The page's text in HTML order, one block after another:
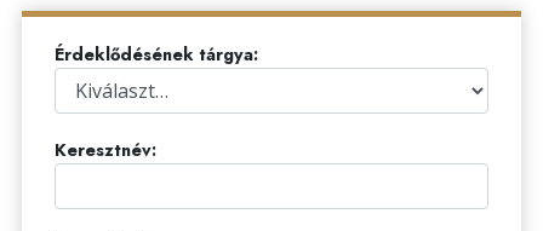
Érdeklődésének tárgya:
Keresztnév: